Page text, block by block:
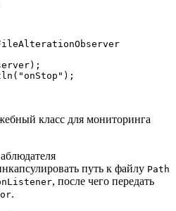
класс для мониторинга
путь к файлу Path
, после чего передать
.